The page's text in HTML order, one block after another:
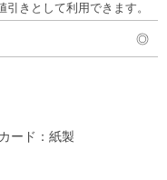
きとして利用できます。
◎
ード：紙製